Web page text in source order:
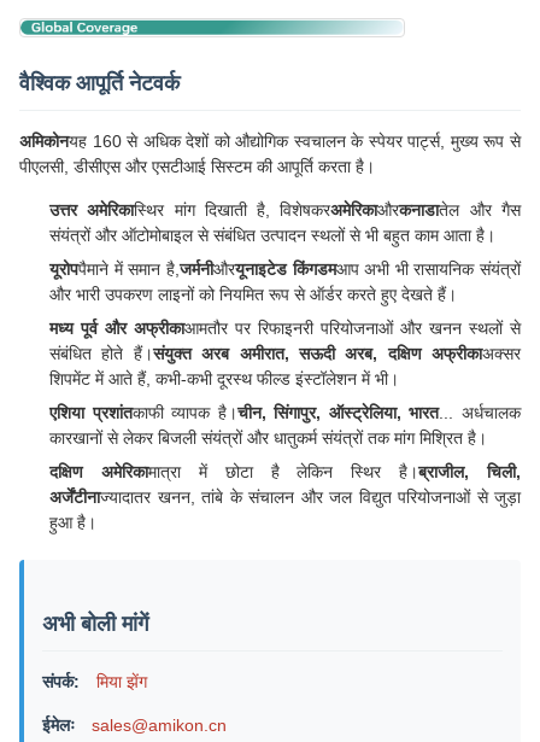
वैश्विक आपूर्ति नेटवर्क
अमिकोनयह 160 से अधिक देशों को औद्योगिक स्वचालन के स्पेयर पार्ट्स, मुख्य रूप से
पीएलसी, डीसीएस और एसटीआई सिस्टम की आपूर्ति करता है।
उत्तर अमेरिकास्थिर मांग दिखाती है, विशेषकरअमेरिकाऔरकनाडातेल और गैस
संयंत्रों और ऑटोमोबाइल से संबंधित उत्पादन स्थलों से भी बहुत काम आता है।
यूरोपपैमाने में समान है,जर्मनीऔरयूनाइटेड किंगडमआप अभी भी रासायनिक संयंत्रों
और भारी उपकरण लाइनों को नियमित रूप से ऑर्डर करते हुए देखते हैं।
मध्य पूर्व और अफ्रीकाआमतौर पर रिफाइनरी परियोजनाओं और खनन स्थलों से
संबंधित होते हैं।संयुक्त अरब अमीरात, सऊदी अरब, दक्षिण अफ्रीकाअक्सर
शिपमेंट में आते हैं, कभी-कभी दूरस्थ फील्ड इंस्टॉलेशन में भी।
एशिया प्रशांतकाफी व्यापक है।चीन, सिंगापुर, ऑस्ट्रेलिया, भारत... अर्धचालक
कारखानों से लेकर बिजली संयंत्रों और धातुकर्म संयंत्रों तक मांग मिश्रित है।
दक्षिण अमेरिकामात्रा में छोटा है लेकिन स्थिर है।ब्राजील, चिली,
अर्जेंटीनाज्यादातर खनन, तांबे के संचालन और जल विद्युत परियोजनाओं से जुड़ा
हुआ है।
अभी बोली मांगें
संपर्क: मिया झेंग
ईमेलः sales@amikon.cn